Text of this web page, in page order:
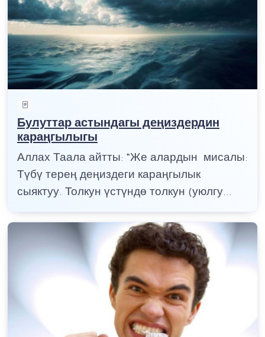
Булуттар астындагы деңиздердин
караңгылыгы
Аллах Таала айтты: “Же алардын мисалы:
Түбү терең деңиздеги караңгылык
сыяктуу. Толкун үстүндө толкун (уюлгу...